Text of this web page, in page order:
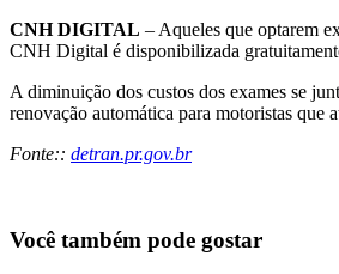
CNH DIGITAL – Aqueles que optarem
CNH Digital é disponibilizada
A diminuição dos custos dos exames se
renovação automática para motoristas que
Fonte:: detran.pr.gov.br
Você também pode gostar